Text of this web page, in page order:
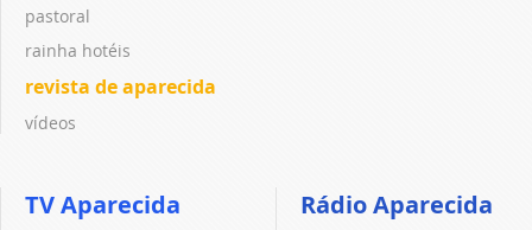
pastoral
rainha hotéis
revista de aparecida
vídeos
TV Aparecida Rádio Aparecida